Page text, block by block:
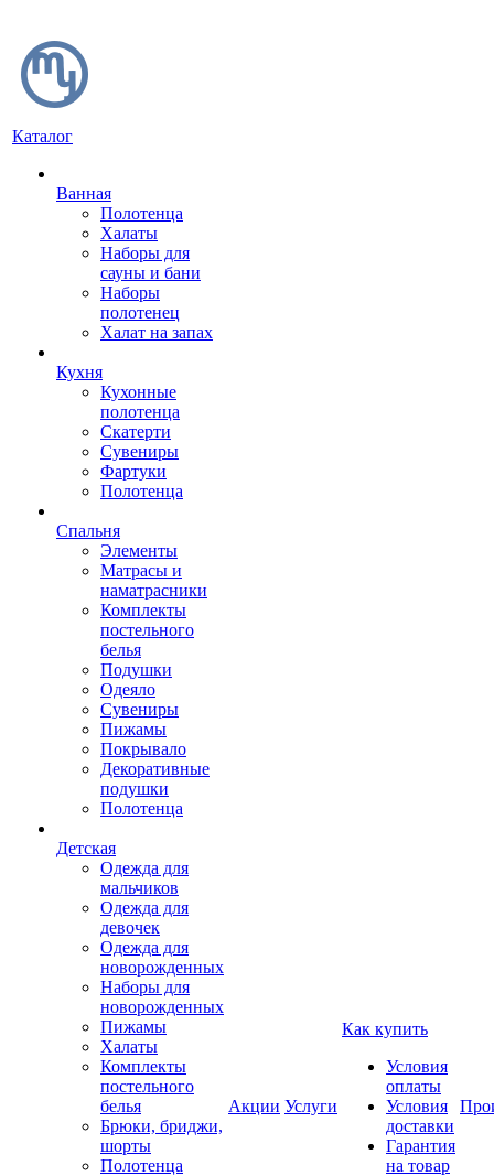
Каталог
Ванная
Полотенца
Халаты
Наборы для
сауны и бани
Наборы
полотенец
Халат на запах
Кухня
Кухонные
полотенца
Скатерти
Сувениры
Фартуки
Полотенца
Спальня
Элементы
Матрасы и
наматрасники
Комплекты
постельного
белья
Подушки
Одеяло
Сувениры
Пижамы
Покрывало
Декоративные
подушки
Полотенца
Детская
Одежда для
мальчиков
Одежда для
девочек
Одежда для
новорожденных
Наборы для
новорожденных
Пижамы
Халаты
Комплекты
постельного
белья
Брюки, бриджи,
шорты
Полотенца
Акции Услуги
Как купить
Условия
оплаты
Условия
доставки
Гарантия
на товар